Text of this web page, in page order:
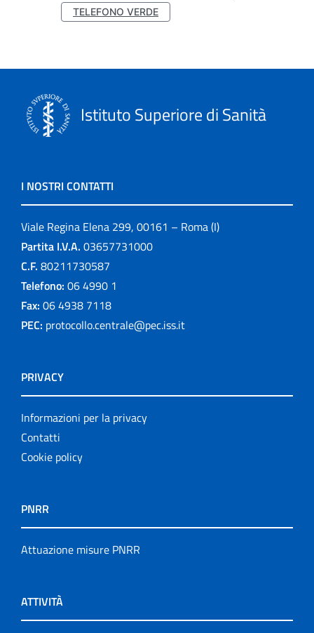
TELEFONO VERDE
Istituto Superiore di Sanità
I NOSTRI CONTATTI
Viale Regina Elena 299, 00161 – Roma (I)
Partita I.V.A. 03657731000
C.F. 80211730587
Telefono: 06 4990 1
Fax: 06 4938 7118
PEC: protocollo.centrale@pec.iss.it
PRIVACY
Informazioni per la privacy
Contatti
Cookie policy
PNRR
Attuazione misure PNRR
ATTIVITÀ